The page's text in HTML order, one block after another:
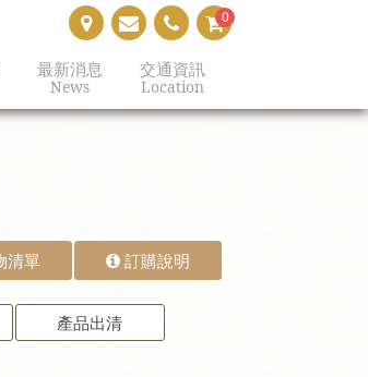
最新消息
News
交通資訊
Location
0
清單 訂購說明
產品出清